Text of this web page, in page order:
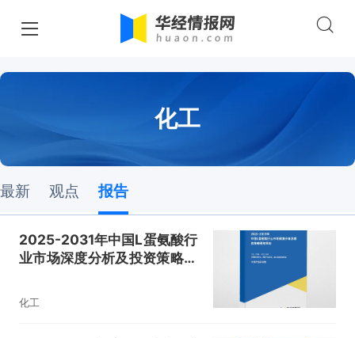
化工
最新 观点 报告
2025-2031年中国L蛋氨酸行
业市场深度分析及投资策略研
化工